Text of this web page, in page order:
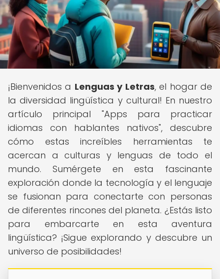
¡Bienvenidos a Lenguas y Letras, el hogar de
la diversidad lingüística y cultural! En nuestro
artículo principal "Apps para practicar
idiomas con hablantes nativos", descubre
cómo estas increíbles herramientas te
acercan a culturas y lenguas de todo el
mundo. Sumérgete en esta fascinante
exploración donde la tecnología y el lenguaje
se fusionan para conectarte con personas
de diferentes rincones del planeta. ¿Estás listo
para embarcarte en esta aventura
lingüística? ¡Sigue explorando y descubre un
universo de posibilidades!